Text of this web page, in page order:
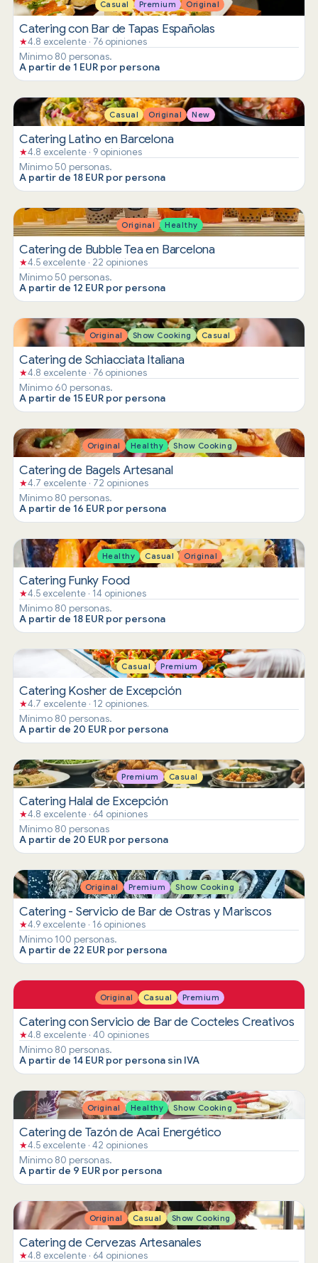
Casual Premium Original
Catering con Bar de Tapas Españolas
★4.8 excelente · 76 opiniones
Mínimo 80 personas.
A partir de 1 EUR por persona
Casual Original New
Catering Latino en Barcelona
★4.8 excelente · 9 opiniones
Mínimo 50 personas.
A partir de 18 EUR por persona
Original Healthy
Catering de Bubble Tea en Barcelona
★4.5 excelente · 22 opiniones
Mínimo 50 personas.
A partir de 12 EUR por persona
Original Show Cooking Casual
Catering de Schiacciata Italiana
★4.8 excelente · 76 opiniones
Mínimo 60 personas.
A partir de 15 EUR por persona
Original Healthy Show Cooking
Catering de Bagels Artesanal
★4.7 excelente · 72 opiniones
Mínimo 80 personas.
A partir de 16 EUR por persona
Healthy Casual Original
Catering Funky Food
★4.5 excelente · 14 opiniones
Mínimo 80 personas.
A partir de 18 EUR por persona
Casual Premium
Catering Kosher de Excepción
★4.7 excelente · 12 opiniones.
Mínimo 80 personas.
A partir de 20 EUR por persona
Premium Casual
Catering Halal de Excepción
★4.8 excelente · 64 opiniones
Mínimo 80 personas
A partir de 20 EUR por persona
Original Premium Show Cooking
Catering - Servicio de Bar de Ostras y Mariscos
★4.9 excelente · 16 opiniones
Mínimo 100 personas.
A partir de 22 EUR por persona
Original Casual Premium
Catering con Servicio de Bar de Cocteles Creativos
★4.8 excelente · 40 opiniones
Mínimo 80 personas.
A partir de 14 EUR por persona sin IVA
Original Healthy Show Cooking
Catering de Tazón de Acai Energético
★4.5 excelente · 42 opiniones
Mínimo 80 personas.
A partir de 9 EUR por persona
Original Casual Show Cooking
Catering de Cervezas Artesanales
★4.8 excelente · 64 opiniones